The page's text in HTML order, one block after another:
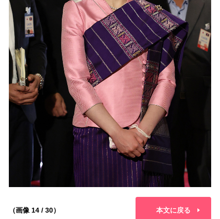
（画像 14 / 30） 本文に戻る